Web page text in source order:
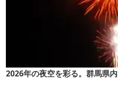
2026年の夜空を彩る。群馬県